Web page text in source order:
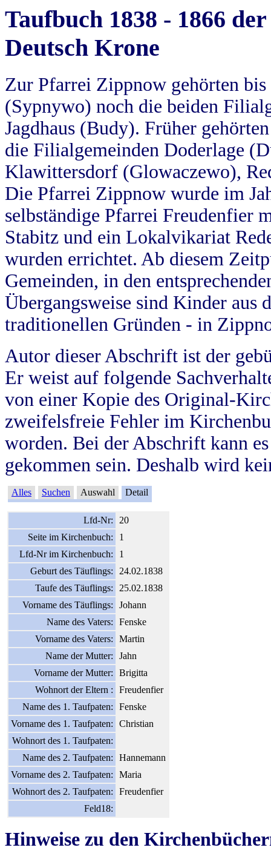
Taufbuch 1838 - 1866
Deutsch Krone
Zur Pfarrei Zippnow gehörten
(Sypnywo) noch die beiden
Jagdhaus (Budy). Früher
die Filialgemeinden Doderlage
Klawittersdorf (Glowaczewo),
Die Pfarrei Zippnow wurde im
selbständige Pfarrei Freudenfier
Stabitz und ein Lokalvikariat
wurden errichtet. Ab diesem
Gemeinden, in den
Übergangsweise sind Kinder aus
traditionellen Gründen - in
Autor dieser Abschrift ist der
Er weist auf folgende
von einer Kopie des Original-
zweifelsfreie Fehler im
worden. Bei der Abschrift kann
gekommen sein. Deshalb wird
Alles Suchen Auswahl Detail
Lfd-Nr:
20
Seite im Kirchenbuch:
1
Lfd-Nr im Kirchenbuch:
1
Geburt des Täuflings:
24.02.1838
Taufe des Täuflings:
25.02.1838
Vorname des Täuflings:
Johann
Name des Vaters:
Fenske
Vorname des Vaters:
Martin
Name der Mutter:
Jahn
Vorname der Mutter:
Brigitta
Wohnort der Eltern :
Freudenfier
Name des 1. Taufpaten:
Fenske
Vorname des 1. Taufpaten:
Christian
Wohnort des 1. Taufpaten:
Name des 2. Taufpaten:
Hannemann
Vorname des 2. Taufpaten:
Maria
Wohnort des 2. Taufpaten:
Freudenfier
Feld18:
Hinweise zu den